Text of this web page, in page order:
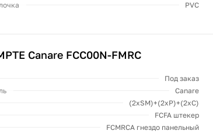
PVC
Canare FCC00N-FMRC
Под заказ
Canare
(2хSM)+(2xP)+(2xC)
FCFA штекер
FCMRCA гнездо панельный